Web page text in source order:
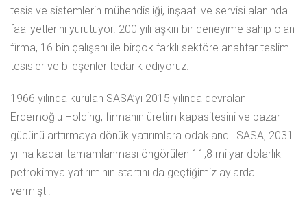
tesis ve sistemlerin mühendisliği, inşaatı ve servisi alanında
faaliyetlerini yürütüyor. 200 yılı aşkın bir deneyime sahip olan
firma, 16 bin çalışanı ile birçok farklı sektöre anahtar teslim
tesisler ve bileşenler tedarik ediyoruz.
1966 yılında kurulan SASA’yı 2015 yılında devralan
Erdemoğlu Holding, firmanın üretim kapasitesini ve pazar
gücünü arttırmaya dönük yatırımlara odaklandı. SASA, 2031
yılına kadar tamamlanması öngörülen 11,8 milyar dolarlık
petrokimya yatırımının startını da geçtiğimiz aylarda
vermişti.